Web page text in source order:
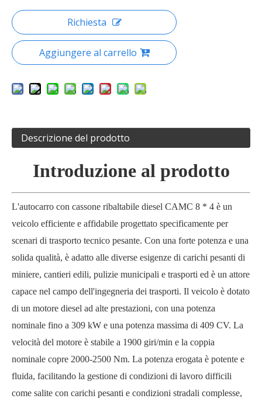
Richiesta
Aggiungere al carrello
Descrizione del prodotto
Introduzione al prodotto
L'autocarro con cassone ribaltabile diesel CAMC 8 * 4 è un
veicolo efficiente e affidabile progettato specificamente per
scenari di trasporto tecnico pesante. Con una forte potenza e una
solida qualità, è adatto alle diverse esigenze di carichi pesanti di
miniere, cantieri edili, pulizie municipali e trasporti ed è un attore
capace nel campo dell'ingegneria dei trasporti. Il veicolo è dotato
di un motore diesel ad alte prestazioni, con una potenza
nominale fino a 309 kW e una potenza massima di 409 CV. La
velocità del motore è stabile a 1900 giri/min e la coppia
nominale copre 2000-2500 Nm. La potenza erogata è potente e
fluida, facilitando la gestione di condizioni di lavoro difficili
come salite con carichi pesanti e condizioni stradali complesse,